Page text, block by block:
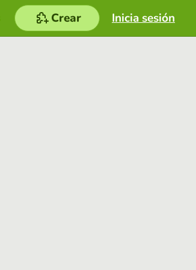
Inicia sesión
Crear